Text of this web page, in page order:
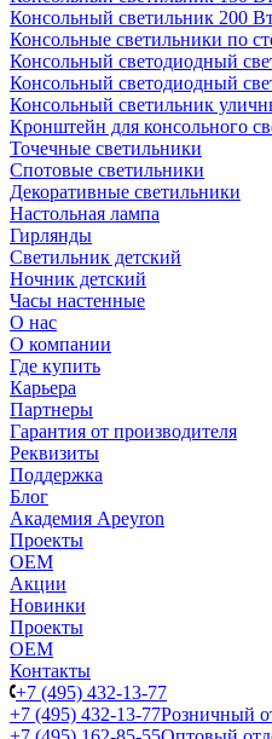
Консольный светильник 200
Консольные светильники по
Консольный светодиодный
Консольный светодиодный
Консольный светильник
Кронштейн для консольного
Точечные светильники
Спотовые светильники
Декоративные светильники
Настольная лампа
Гирлянды
Светильник детский
Ночник детский
Часы настенные
О нас
О компании
Где купить
Карьера
Партнеры
Гарантия от производителя
Реквизиты
Поддержка
Блог
Академия Apeyron
Проекты
ОЕМ
Акции
Новинки
Проекты
ОЕМ
Контакты
+7 (495) 432-13-77
+7 (495) 432-13-77Розничный